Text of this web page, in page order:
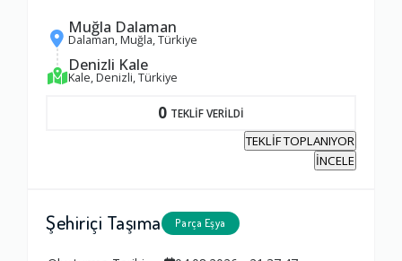
Muğla Dalaman
Dalaman, Muğla, Türkiye
Denizli Kale
Kale, Denizli, Türkiye
0 TEKLİF VERİLDİ
TEKLİF TOPLANIYOR
İNCELE
Şehiriçi Taşıma Parça Eşya